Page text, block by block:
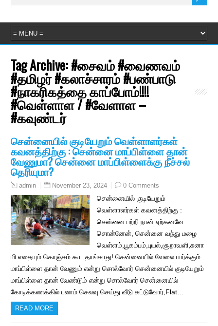
Tag Archive:#சைவம் #வைணவம்
#தமிழர் #கலாச்சாரம் #பண்பாடு
#நாகரிகத்தை காப்போம்!!!!
#வெள்ளாள / #வேளாள –
#கவுண்டர்
சென்னையில் குடியேறும் வெள்ளாளர்கள்
கவனத்திற்கு : சென்னை மாப்பிள்ளை தான்
வேணுமா? சென்னை மாப்பிள்ளைக்கு நீச்சல்
தெரியுமா?
admin November 23, 2024 0 Comments
சென்னையில் குடியேறும்
வெள்ளாளர்கள் கவனத்திற்கு :
சென்னை பற்றி நான் ஏற்கனவே
சொன்னேன், சென்னை வந்து மழை
வெள்ளம்,பூகம்பம்,புயல்,சூறாவளி,சுனா
மி எதையும் கொஞ்சம் கூட தாங்காது! சென்னையில் வேலை பார்க்கும்
மாப்பிள்ளை தான் வேணும் என்று சொல்வோர் சென்னையில் குடியேறும்
மாப்பிள்ளை தான் வேண்டும் என்று சொல்வோர் சென்னையில்
கோடிக்கணக்கில் பணம் செலவு செய்து வீடு கட்டுவோர்,Flat…
READ MORE